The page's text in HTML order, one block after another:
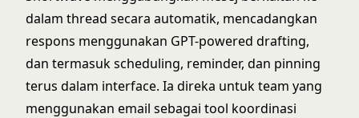
dalam thread secara automatik, mencadangkan
respons menggunakan GPT-powered drafting,
dan termasuk scheduling, reminder, dan pinning
terus dalam interface. Ia direka untuk team yang
menggunakan email sebagai tool koordinasi